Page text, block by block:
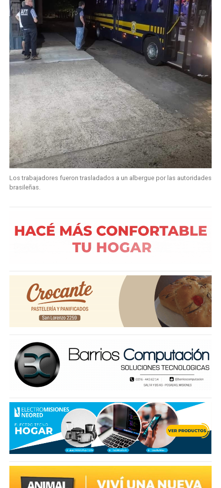
Los trabajadores fueron trasladados a un albergue por las autoridades
brasileñas.